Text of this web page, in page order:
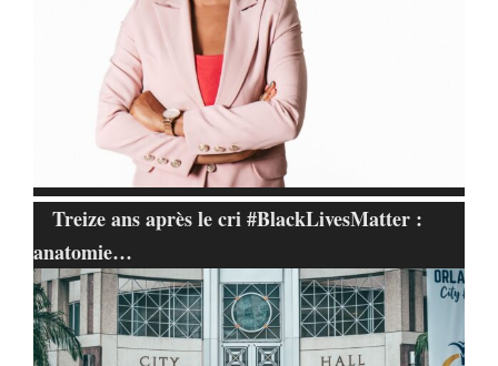
Treize ans après le cri #BlackLivesMatter :
anatomie…